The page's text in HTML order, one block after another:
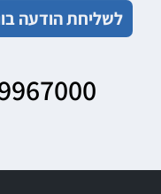
לשליחת הודעה